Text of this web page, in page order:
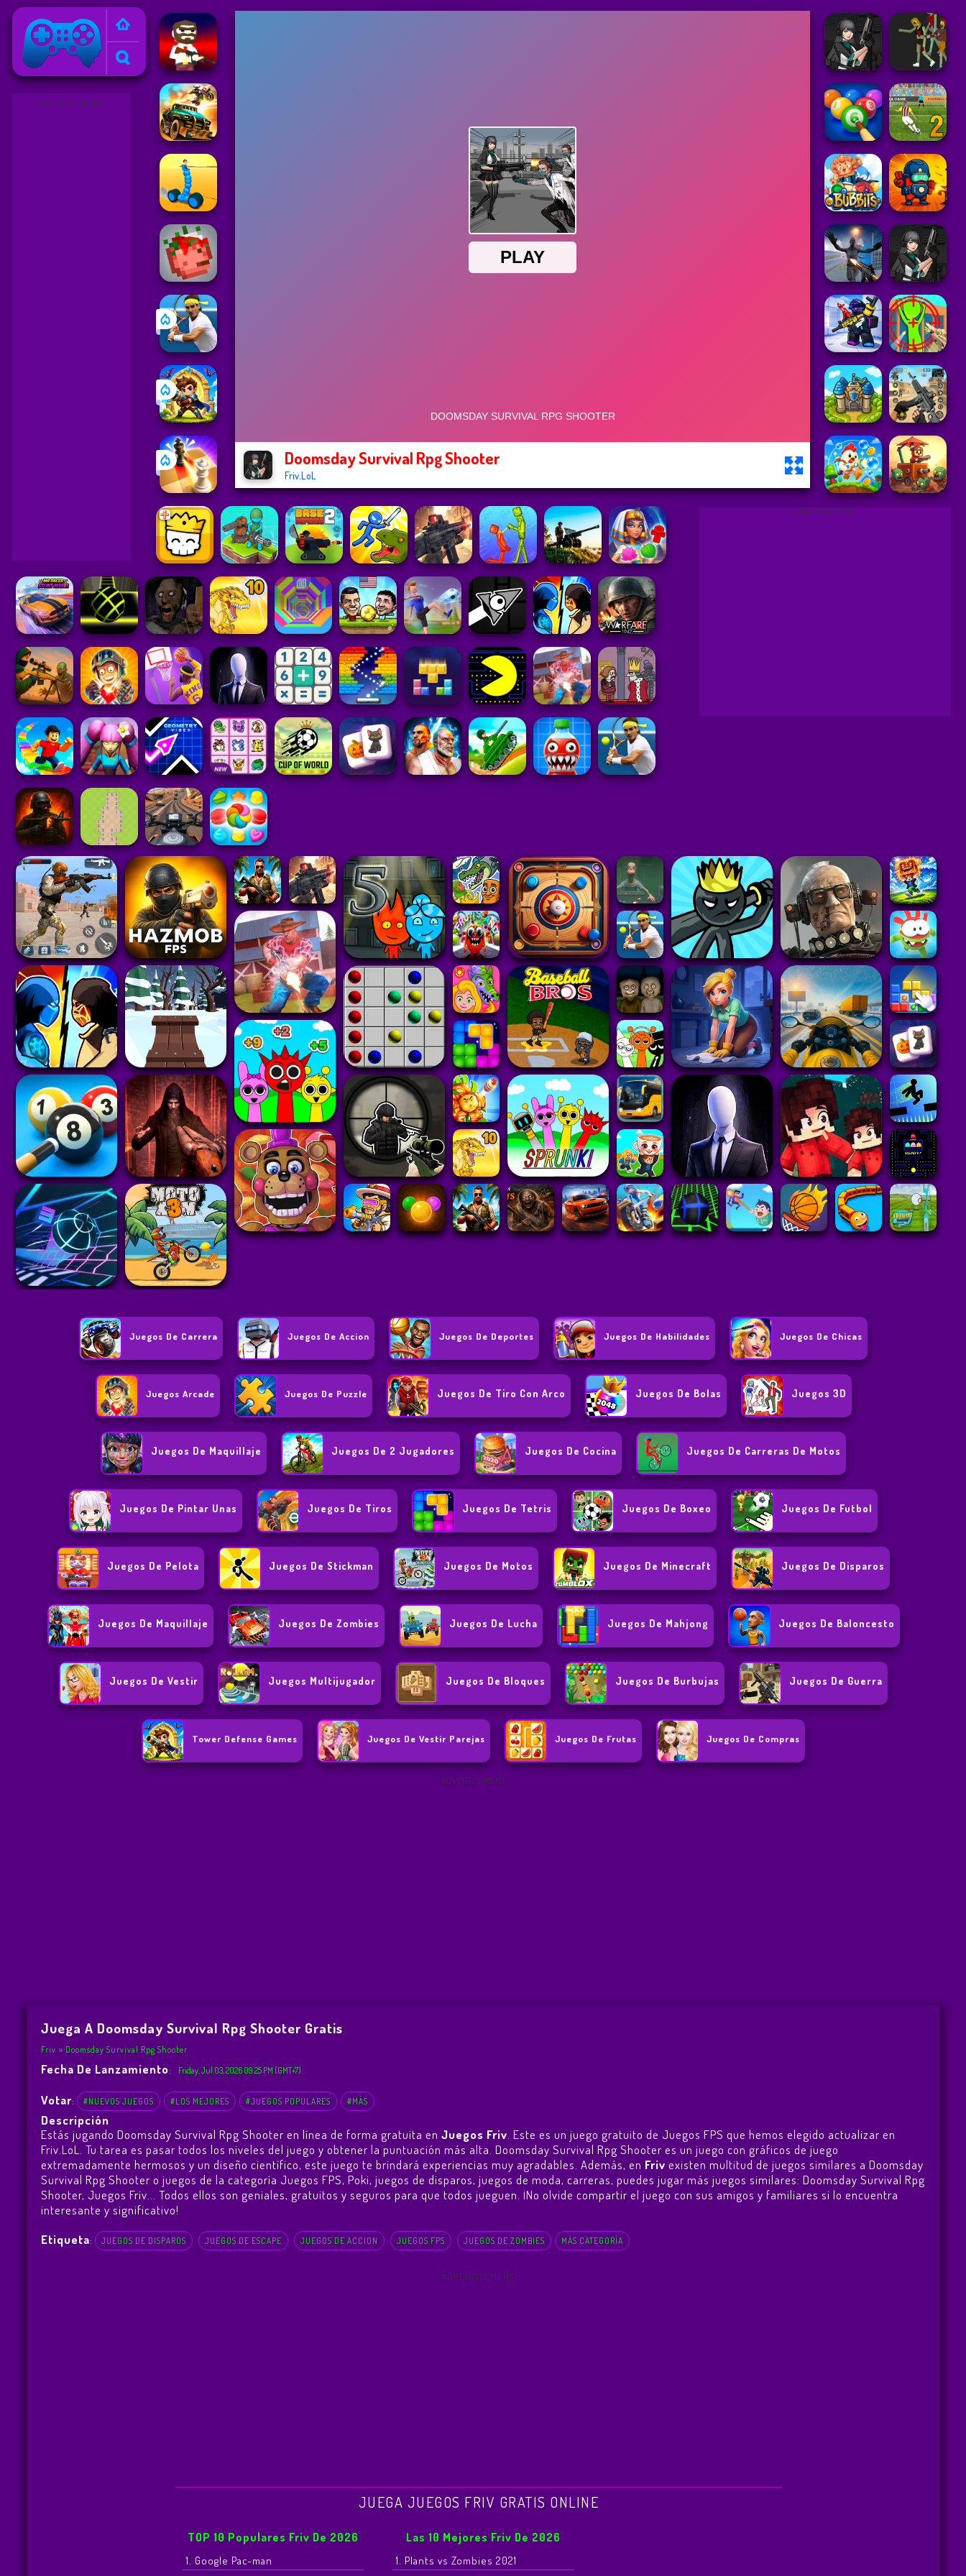
ADVERTISEMENT
Doomsday Survival Rpg Shooter
Friv.LoL
ADVERTISEMENT
Juegos De Carrera Juegos De Accion Juegos De Deportes Juegos De Habilidades Juegos De Chicas
Juegos Arcade Juegos De Puzzle Juegos De Tiro Con Arco Juegos De Bolas Juegos 3D
Juegos De Maquillaje Juegos De 2 Jugadores Juegos De Cocina Juegos De Carreras De Motos
Juegos De Pintar Unas Juegos De Tiros Juegos De Tetris Juegos De Boxeo Juegos De Futbol
Juegos De Pelota Juegos De Stickman Juegos De Motos Juegos De Minecraft Juegos De Disparos
Juegos De Maquillaje Juegos De Zombies Juegos De Lucha Juegos De Mahjong Juegos De Baloncesto
Juegos De Vestir Juegos Multijugador Juegos De Bloques Juegos De Burbujas Juegos De Guerra
Tower Defense Games Juegos De Vestir Parejas Juegos De Frutas Juegos De Compras
ADVERTISEMENT
Juega A Doomsday Survival Rpg Shooter Gratis
Friv Doomsday Survival Rpg Shooter
Fecha De Lanzamiento: Friday, Jul 03, 2026 09:25 PM (GMT+7)
Votar: #NUEVOS JUEGOS #LOS MEJORES #JUEGOS POPULARES #MÁS
Descripción
Estás jugando Doomsday Survival Rpg Shooter en línea de forma gratuita en Juegos Friv . Este es un juego gratuito de Juegos FPS que hemos elegido actualizar en
Friv.LoL. Tu tarea es pasar todos los niveles del juego y obtener la puntuación más alta. Doomsday Survival Rpg Shooter es un juego con gráficos de juego
extremadamente hermosos y un diseño científico, este juego te brindará experiencias muy agradables. Además, en Friv existen multitud de juegos similares a Doomsday
Survival Rpg Shooter o juegos de la categoría Juegos FPS, Poki, juegos de disparos, juegos de moda, carreras, puedes jugar más juegos similares: Doomsday Survival Rpg
Shooter, Juegos Friv ... Todos ellos son geniales, gratuitos y seguros para que todos jueguen. ¡No olvide compartir el juego con sus amigos y familiares si lo encuentra
interesante y significativo!
Etiqueta: JUEGOS DE DISPAROS JUEGOS DE ESCAPE JUEGOS DE ACCION JUEGOS FPS JUEGOS DE ZOMBIES MÁS CATEGORÍA
ADVERTISEMENT
JUEGA JUEGOS FRIV GRATIS ONLINE
TOP 10 Populares Friv De 2026
1. Google Pac-man
Las 10 Mejores Friv De 2026
1. Plants vs Zombies 2021